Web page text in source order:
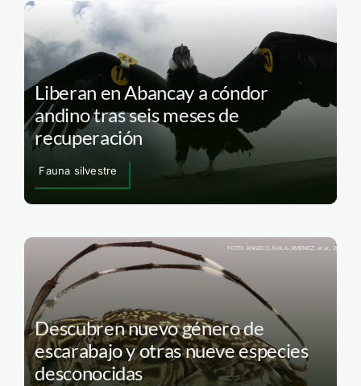
Liberan en Abancay a cóndor
andino tras seis meses de
recuperación
Fauna silvestre
Descubren nuevo género de
escarabajo y otras nueve especies
desconocidas